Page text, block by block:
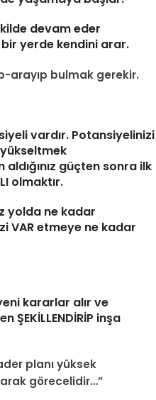
devam eder
yerde kendini arar.
arayıp bulmak gerekir.
vardır. Potansiyelinizi
yükseltmek
güçten sonra ilk
olmaktır.
yolda ne kadar
VAR etmeye ne kadar
kararlar alır ve
ŞEKİLLENDİRİP inşa
planı yüksek
görecelidir…”